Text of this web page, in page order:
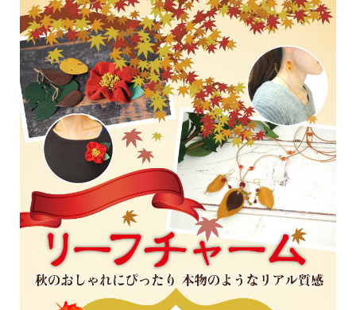
ト・
ジ
ェ
ー
ピ
ー